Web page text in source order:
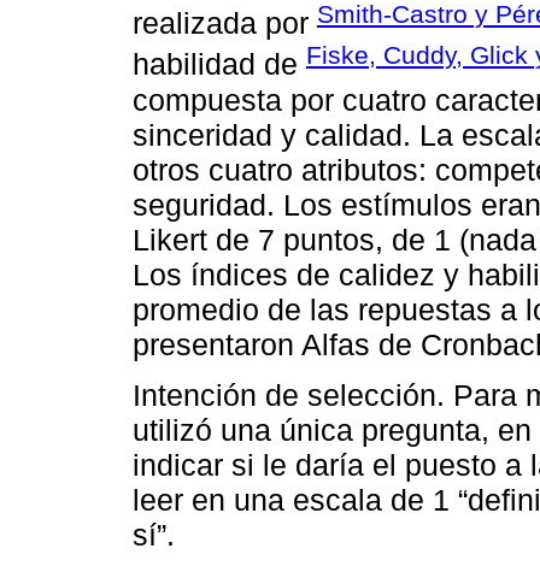
realizada por Smith-Castro y
habilidad de Fiske, Cuddy, Glick
compuesta por cuatro
sinceridad y calidad. La
otros cuatro atributos:
seguridad. Los estímulos
Likert de 7 puntos, de 1
Los índices de calidez y
promedio de las repuestas a
presentaron Alfas de
Intención de selección. Para
utilizó una única pregunta,
indicar si le daría el puesto a
leer en una escala de 1
sí”.